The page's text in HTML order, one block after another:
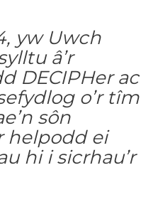
yw Uwch
â’r
DECIPHer ac
o’r tîm
sôn
helpodd ei
hi i sicrhau’r